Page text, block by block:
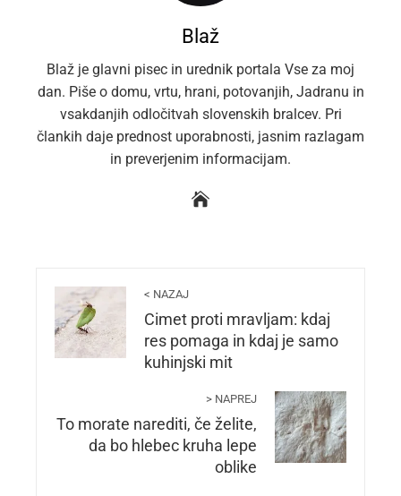
Blaž
Blaž je glavni pisec in urednik portala Vse za moj
dan. Piše o domu, vrtu, hrani, potovanjih, Jadranu in
vsakdanjih odločitvah slovenskih bralcev. Pri
člankih daje prednost uporabnosti, jasnim razlagam
in preverjenim informacijam.
< NAZAJ
Cimet proti mravljam: kdaj
res pomaga in kdaj je samo
kuhinjski mit
> NAPREJ
To morate narediti, če želite,
da bo hlebec kruha lepe
oblike